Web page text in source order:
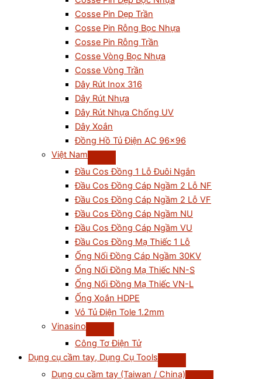
Cosse Pin Dẹp Trần
Cosse Pin Rỗng Bọc Nhựa
Cosse Pin Rỗng Trần
Cosse Vòng Bọc Nhựa
Cosse Vòng Trần
Dây Rút Inox 316
Dây Rút Nhựa
Dây Rút Nhựa Chống UV
Dây Xoắn
Đồng Hồ Tủ Điện AC 96×96
Việt Nam
Đầu Cos Đồng 1 Lỗ Đuôi Ngắn
Đầu Cos Đồng Cáp Ngầm 2 Lỗ NF
Đầu Cos Đồng Cáp Ngầm 2 Lỗ VF
Đầu Cos Đồng Cáp Ngầm NU
Đầu Cos Đồng Cáp Ngầm VU
Đầu Cos Đồng Mạ Thiếc 1 Lỗ
Ống Nối Đồng Cáp Ngầm 30KV
Ống Nối Đồng Mạ Thiếc NN-S
Ống Nối Đồng Mạ Thiếc VN-L
Ống Xoắn HDPE
Vỏ Tủ Điện Tole 1.2mm
Vinasino
Công Tơ Điện Tử
Dụng cụ cầm tay, Dụng Cụ Tools
Dụng cụ cầm tay (Taiwan / China)